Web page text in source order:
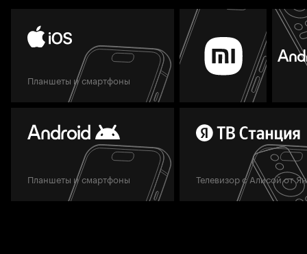
Планшеты и смартфоны
Планшеты и смартфоны Телевизор с Алисой от